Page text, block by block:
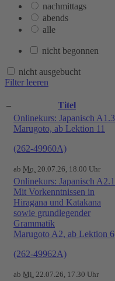
nachmittags
abends
alle
nicht begonnen
nicht ausgebucht
Filter leeren
– Titel
Onlinekurs: Japanisch A1.3
Marugoto, ab Lektion 11
(262-49960A)
ab Mo. 20.07.26, 18.00 Uhr
Onlinekurs: Japanisch A2.1
Mit Vorkenntnissen in
Hiragana und Katakana
sowie grundlegender
Grammatik
Marugoto A2, ab Lektion 6
(262-49962A)
ab Mi. 22.07.26, 17.30 Uhr